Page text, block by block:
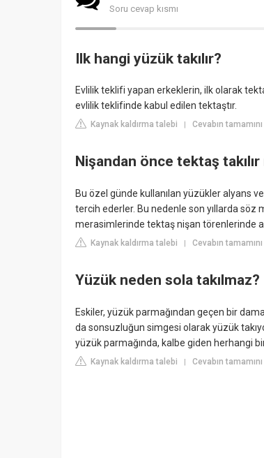
Soru cevap kısmı
Ilk hangi yüzük takılır?
Evlilik teklifi yapan erkeklerin, ilk olarak
evlilik teklifinde kabul edilen tektaştır.
Kaynak kaldırma talebi | Cevabın
Nişandan önce tektaş takılır
Bu özel günde kullanılan yüzükler alyans
tercih ederler. Bu nedenle son yıllarda
merasimlerinde tektaş nişan törenlerinde
Kaynak kaldırma talebi | Cevabın
Yüzük neden sola takılmaz?
Eskiler, yüzük parmağından geçen bir
da sonsuzluğun simgesi olarak yüzük
yüzük parmağında, kalbe giden herhangi
Kaynak kaldırma talebi | Cevabın